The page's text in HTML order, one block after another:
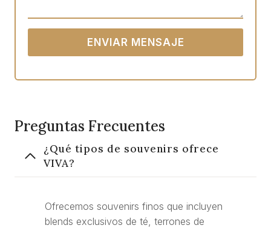
ENVIAR MENSAJE
Preguntas Frecuentes
¿Qué tipos de souvenirs ofrece
VIVA?
Ofrecemos souvenirs finos que incluyen
blends exclusivos de té, terrones de